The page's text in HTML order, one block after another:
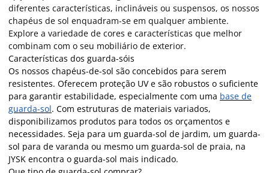
diferentes características, inclináveis ou suspensos, os nossos
chapéus de sol enquadram-se em qualquer ambiente.
Explore a variedade de cores e características que melhor
combinam com o seu mobiliário de exterior.
Características dos guarda-sóis
Os nossos chapéus-de-sol são concebidos para serem
resistentes. Oferecem proteção UV e são robustos o suficiente
para garantir estabilidade, especialmente com uma base de
guarda-sol. Com estruturas de materiais variados,
disponibilizamos produtos para todos os orçamentos e
necessidades. Seja para um guarda-sol de jardim, um guarda-
sol para de varanda ou mesmo um guarda-sol de praia, na
JYSK encontra o guarda-sol mais indicado.